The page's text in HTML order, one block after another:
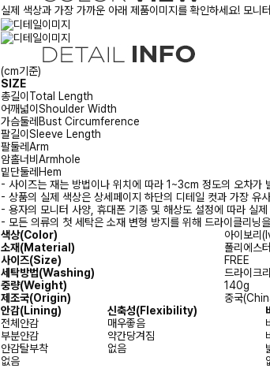
실제 색상과 가장 가까운 아래 제품이미지를 확인하세요! 모니
(cm기준)
SIZE
총길이 Total Length
어깨넓이 Shoulder Width
가슴둘레 Bust Circumference
팔길이 Sleeve Length
팔둘레Arm
암홀너비 Armhole
밑단둘레 Hem
- 사이즈는 재는 방법이나 위치에 따라 1~3cm 정도의 오차가
- 상품의 실제 색상은 상세페이지 하단의 디테일 컷과 가장 유
- 용자의 모니터 사양, 휴대폰 기종 및 해상도 설정에 따라 실
- 모든 의류의 첫 세탁은 소재 변형 방지를 위해 드라이클리닝
색상(Color)
아이보리
소재(Material)
폴리에스
사이즈(Size)
FREE
세탁방법(Washing)
드라이크
중량(Weight)
140g
제조국(Origin)
중국
안감(Lining)
신축성(Flexibility)
전체안감
매우좋음
부분안감
약간당겨짐
안감탈부착
없음
없음